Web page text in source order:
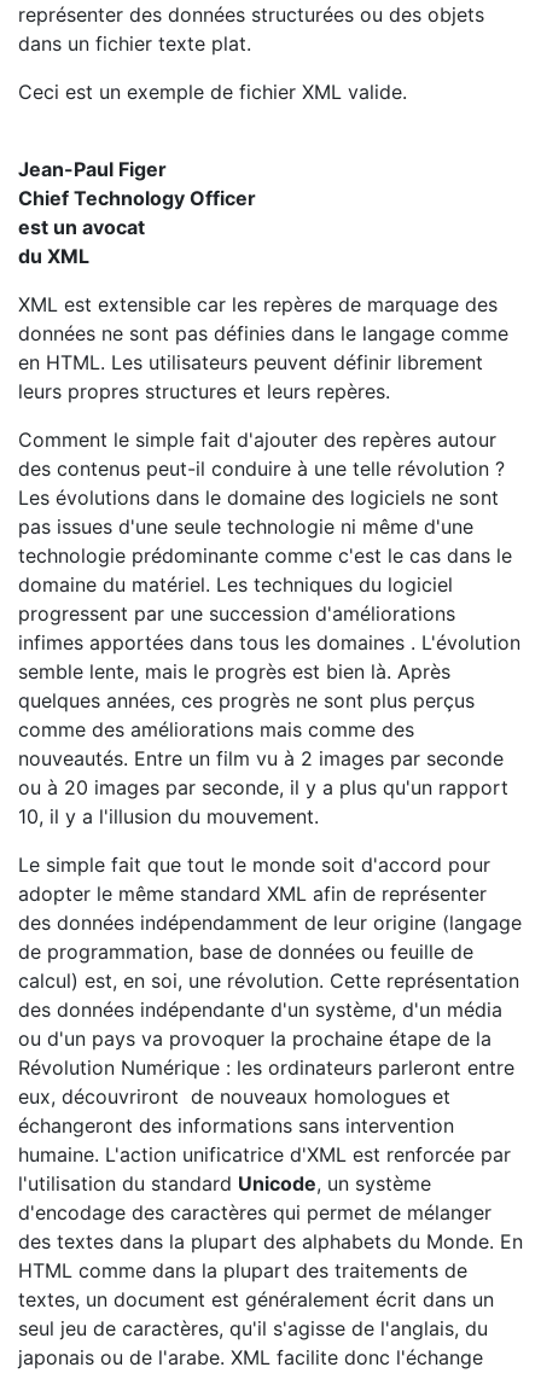
représenter des données structurées ou des objets
dans un fichier texte plat.
Ceci est un exemple de fichier XML valide.
Jean-Paul Figer
Chief Technology Officer
est un avocat
du XML
XML est extensible car les repères de marquage des
données ne sont pas définies dans le langage comme
en HTML. Les utilisateurs peuvent définir librement
leurs propres structures et leurs repères.
Comment le simple fait d'ajouter des repères autour
des contenus peut-il conduire à une telle révolution ?
Les évolutions dans le domaine des logiciels ne sont
pas issues d'une seule technologie ni même d'une
technologie prédominante comme c'est le cas dans le
domaine du matériel. Les techniques du logiciel
progressent par une succession d'améliorations
infimes apportées dans tous les domaines . L'évolution
semble lente, mais le progrès est bien là. Après
quelques années, ces progrès ne sont plus perçus
comme des améliorations mais comme des
nouveautés. Entre un film vu à 2 images par seconde
ou à 20 images par seconde, il y a plus qu'un rapport
10, il y a l'illusion du mouvement.
Le simple fait que tout le monde soit d'accord pour
adopter le même standard XML afin de représenter
des données indépendamment de leur origine (langage
de programmation, base de données ou feuille de
calcul) est, en soi, une révolution. Cette représentation
des données indépendante d'un système, d'un média
ou d'un pays va provoquer la prochaine étape de la
Révolution Numérique : les ordinateurs parleront entre
eux, découvriront de nouveaux homologues et
échangeront des informations sans intervention
humaine. L'action unificatrice d'XML est renforcée par
l'utilisation du standard Unicode, un système
d'encodage des caractères qui permet de mélanger
des textes dans la plupart des alphabets du Monde. En
HTML comme dans la plupart des traitements de
textes, un document est généralement écrit dans un
seul jeu de caractères, qu'il s'agisse de l'anglais, du
japonais ou de l'arabe. XML facilite donc l'échange